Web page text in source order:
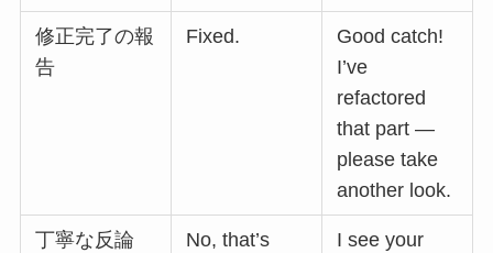
修正完了の報
告
Fixed.
Good catch!
I’ve
refactored
that part —
please take
another look.
丁寧な反論
No, that’s
I see your